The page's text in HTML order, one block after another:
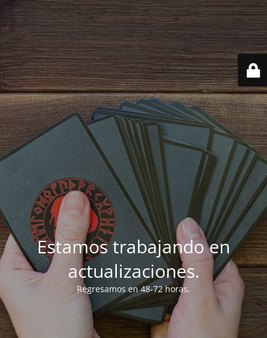
Estamos trabajando en
actualizaciones.
Regresamos en 48-72 horas.